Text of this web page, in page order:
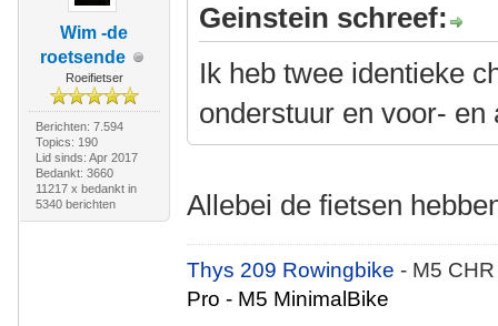
Wim -de
roetsende
Roeifietser
Berichten: 7.594
Topics: 190
Lid sinds: Apr 2017
Bedankt: 3660
11217 x bedankt in
5340 berichten
Geinstein schreef:
Ik heb twee identieke
onderstuur en voor- en
Allebei de fietsen
Thys 209 Rowingbike- M5
Pro - M5 MinimalBike